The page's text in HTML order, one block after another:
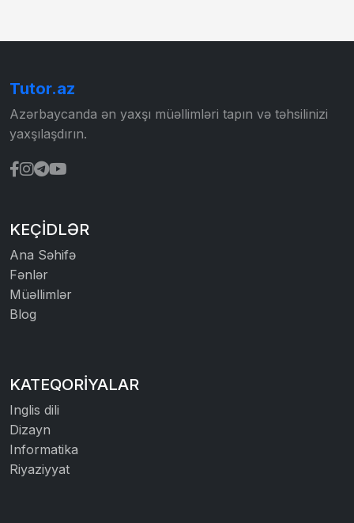
Tutor.az
Azərbaycanda ən yaxşı müəllimləri tapın və təhsilinizi
yaxşılaşdırın.
KEÇIDLƏR
Ana Səhifə
Fənlər
Müəllimlər
Blog
KATEQORIYALAR
Inglis dili
Dizayn
Informatika
Riyaziyyat